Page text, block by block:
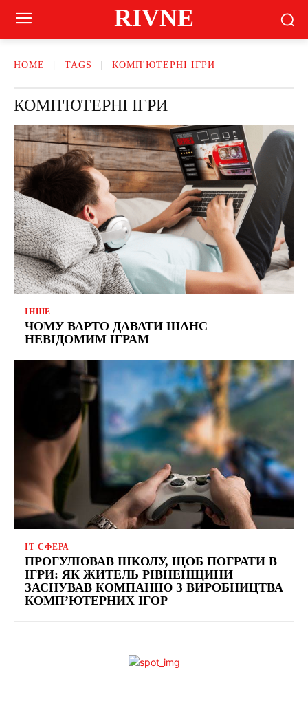
RIVNE
HOME TAGS КОМП'ЮТЕРНІ ІГРИ
КОМП'ЮТЕРНІ ІГРИ
ІНШЕ
ЧОМУ ВАРТО ДАВАТИ ШАНС
НЕВІДОМИМ ІГРАМ
ІТ-СФЕРА
ПРОГУЛЮВАВ ШКОЛУ, ЩОБ ПОГРАТИ В
ІГРИ: ЯК ЖИТЕЛЬ РІВНЕНЩИНИ
ЗАСНУВАВ КОМПАНІЮ З ВИРОБНИЦТВА
КОМП’ЮТЕРНИХ ІГОР